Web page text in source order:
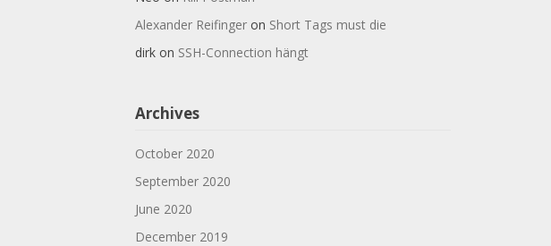
Alexander Reifingeron Short Tags must die
dirkon SSH-Connection hängt
Archives
October 2020
September 2020
June 2020
December 2019